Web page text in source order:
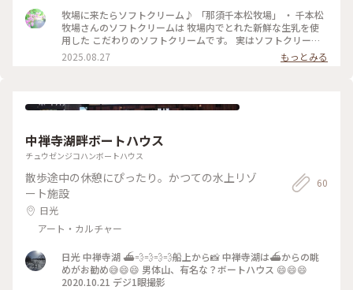
逆走車に出会うのが怖くて 乗りたくないのですよね´д` ;） ・
そして，歴史ある千本松牧場 こちらも日本遺産なのですね。
ストーリーを構成して文化庁への申請,, ご尽力されたことを想
牧場に来たらソフトクリーム♪ 「那須千本松牧場」 ・ 千本松
牧場さんのソフトクリームは 牧場内でとれた新鮮な生乳を使
用した こだわりのソフトクリームです。 実はソフトクリーム
好きの私たち 近くを通ったのでちょっぴり寄り道して。 ・ 溶
けてしまうので 写真は一枚だけね〜連れの言葉！ 暑いし仕方
の他にサンデー、ヨーグルト等牧場ならではのメニューも。
#那須ドライブ #那須高原#千本松牧場#那須千本松牧場#ソフト
クリーム
2025.08.27 もっとみる
中禅寺湖畔ボートハウス
チュウゼンジコハンボートハウス
散歩途中の休憩にぴったり。かつての水上リゾ
ート施設
日光
アート・カルチャー
60
日光 中禅寺湖 ⛴💨💨💨💨船上から📸 中禅寺湖は⛴からの眺
めがお勧め😅😄😄 男体山、有名な？ボートハウス 😄😄😄
2020.10.21 デジ1眼撮影